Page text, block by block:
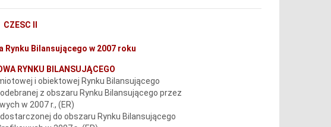
CZESC II
Rynku Bilansującego w 2007 roku
RYNKU BILANSUJĄCEGO
i obiektowej Rynku Bilansującego
z obszaru Rynku Bilansującego przez
w 2007 r., (ER)
do obszaru Rynku Bilansującego